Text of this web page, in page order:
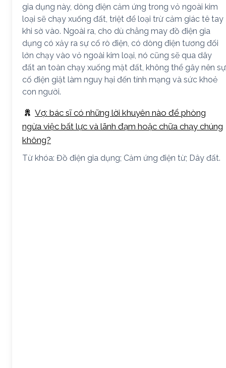
gia dụng này, dòng điện cảm ứng trong vỏ ngoài kim
loại sẽ chạy xuống đất, triệt để loại trừ cảm giác tê tay
khi sờ vào. Ngoài ra, cho dù chẳng may đồ điện gia
dụng có xảy ra sự cố rò điện, có dòng điện tương đối
lớn chạy vào vỏ ngoài kim loại, nó cũng sẽ qua dây
đất an toàn chạy xuống mặt đất, không thể gây nên sự
cố điện giật làm nguy hại đến tính mạng và sức khoẻ
con người.
Vợ: bác sĩ có những lời khuyên nào để phòng
ngừa việc bất lực và lãnh đạm hoặc chữa chạy chúng
không?
Từ khóa: Đồ điện gia dụng; Cảm ứng điện từ; Dây đất.